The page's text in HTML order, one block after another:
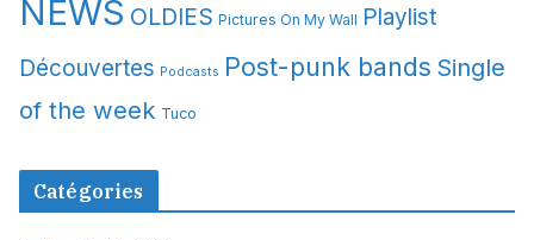
NEWS OLDIES Pictures On My Wall Playlist
Découvertes Podcasts Post-punk bands Single
of the week Tuco
Catégories